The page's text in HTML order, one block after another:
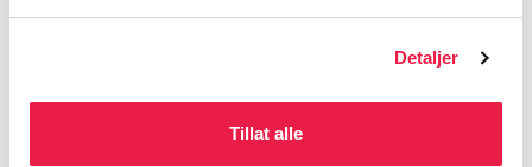
Detaljer
Tillat alle
Meld deg på nyhetsbrev